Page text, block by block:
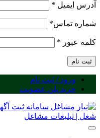
آدرس ایمیل *
شماره تماس*
کلمه عبور *
ثبت نام
ورود / ثبت نام
خرید پلن عضویت